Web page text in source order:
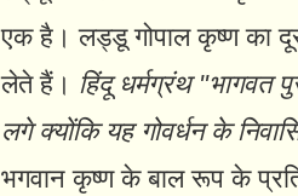
एक है। लड्डू गोपाल कृष्ण का
लेते हैं। हिंदू धर्मग्रंथ "भागवत
लगे क्योंकि यह गोवर्धन के
भगवान कृष्ण के बाल रूप के